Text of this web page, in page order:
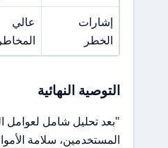
إشارات
الخطر
عالي
المخاطر
التوصية النهائية
"بعد تحليل شامل لعوامل
المستخدمين، سلامة